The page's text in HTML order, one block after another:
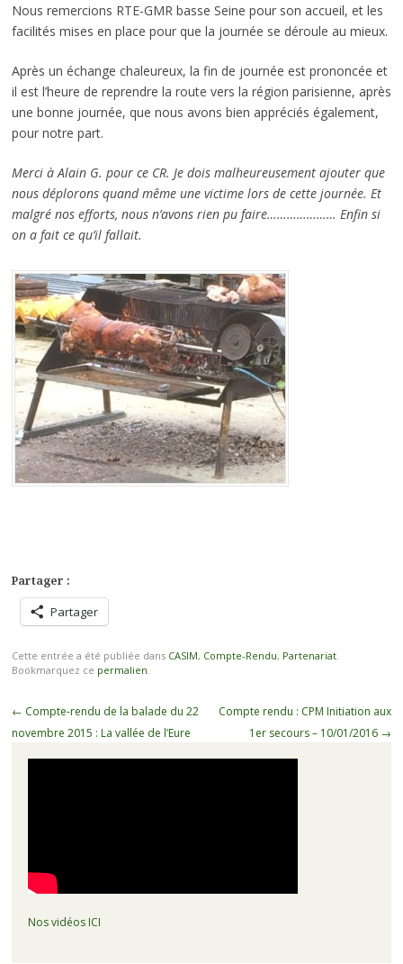
Nous remercions RTE-GMR basse Seine pour son accueil, et les
facilités mises en place pour que la journée se déroule au mieux.
Après un échange chaleureux, la fin de journée est prononcée et
il est l’heure de reprendre la route vers la région parisienne, après
une bonne journée, que nous avons bien appréciés également,
pour notre part.
Merci à Alain G. pour ce CR. Je dois malheureusement ajouter que
nous déplorons quand même une victime lors de cette journée. Et
malgré nos efforts, nous n’avons rien pu faire………………… Enfin si
on a fait ce qu’il fallait.
Partager :
Partager
Cette entrée a été publiée dans CASIM, Compte-Rendu, Partenariat.
Bookmarquez ce permalien
Navigation
des
← Compte-rendu de la balade du 22
novembre 2015 : La vallée de l’Eure
Compte rendu : CPM Initiation aux
1er secours – 10/01/2016 →
Nos vidéos ICI